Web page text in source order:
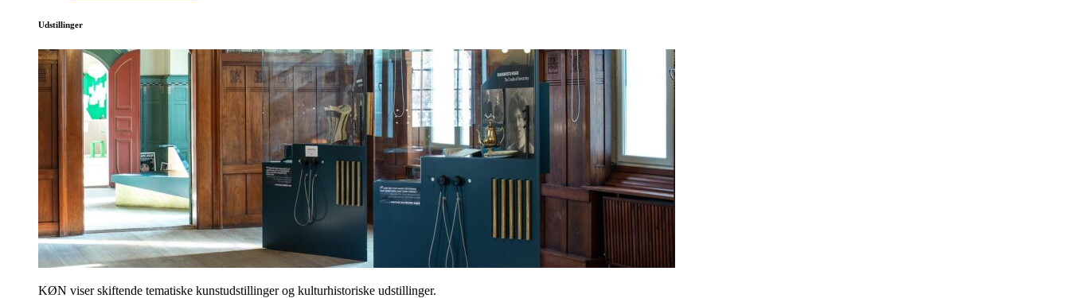
Udstillinger
KØN viser skiftende tematiske kunstudstillinger og kulturhistoriske udstillinger.